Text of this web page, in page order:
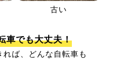
古い
車でも大丈夫！
れば、どんな自転車も